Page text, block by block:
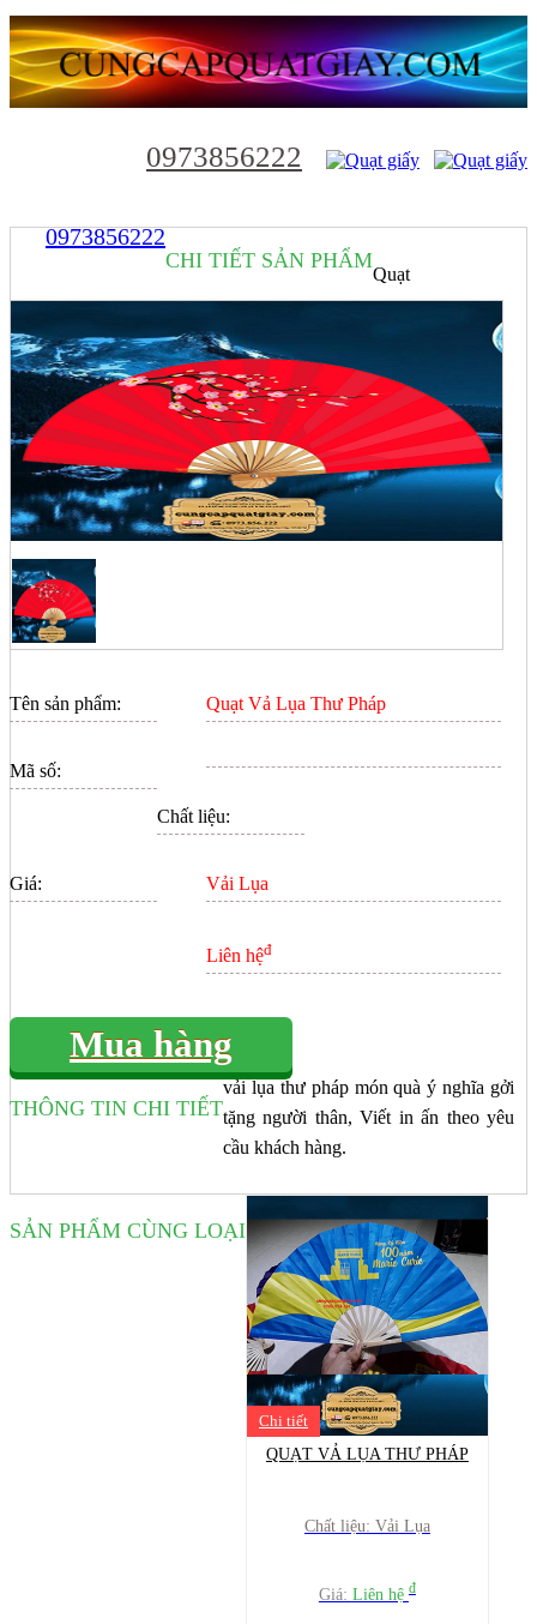
0973856222
0973856222
CHI TIẾT SẢN PHẨM
Tên sản phẩm: Quạt Vả Lụa Thư Pháp
Mã số:
Chất liệu:
Vải Lụa
Giá:
Liên hệđ
Mua hàng
THÔNG TIN CHI TIẾT
Quạt
vải lụa thư pháp món quà ý nghĩa gởi
tặng người thân, Viết in ấn theo yêu
cầu khách hàng.
SẢN PHẨM CÙNG LOẠI
Chi tiết
QUẠT VẢ LỤA THƯ PHÁP
Chất liệu: Vải Lụa
Giá: Liên hệ đ